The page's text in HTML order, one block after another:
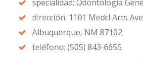
specialidad: Odontología
dirección: 1101 Medcl Arts
Albuquerque, NM 87102
teléfono: (505) 843-6655